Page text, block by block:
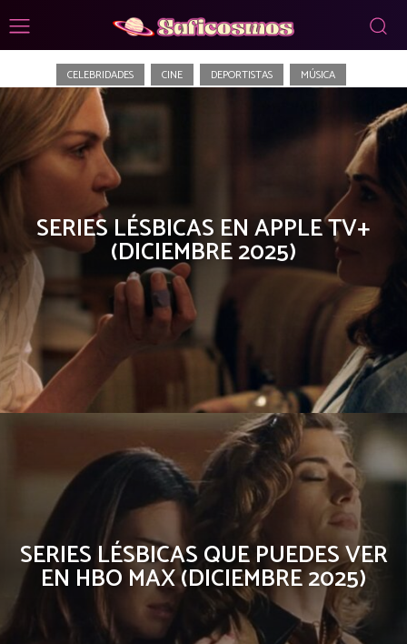
Series
CELEBRIDADES CINE DEPORTISTAS MÚSICA
SERIES LÉSBICAS EN APPLE TV+
(DICIEMBRE 2025)
SERIES LÉSBICAS QUE PUEDES VER
EN HBO MAX (DICIEMBRE 2025)